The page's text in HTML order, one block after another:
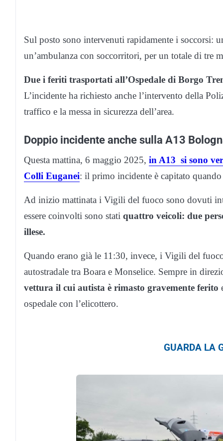
Sul posto sono intervenuti rapidamente i soccorsi:
un’ambulanza con soccorritori, per un totale di tre
Due i feriti trasportati all’Ospedale di Borgo
L’incidente ha richiesto anche l’intervento della
traffico e la messa in sicurezza dell’area.
Doppio incidente anche sulla A13
Questa mattina, 6 maggio 2025, in A13 si sono
Colli Euganei: il primo incidente è capitato
Ad inizio mattinata i Vigili del fuoco sono dovuti
essere coinvolti sono stati quattro veicoli: due
illese.
Quando erano già le 11:30, invece, i Vigili del
autostradale tra Boara e Monselice. Sempre in
vettura il cui autista è rimasto gravemente ferito
ospedale con l’elicottero.
GUARDA LA